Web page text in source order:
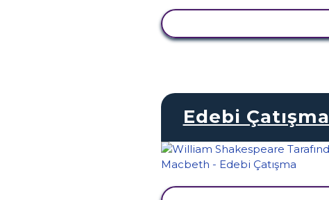
Edebi Çatışma